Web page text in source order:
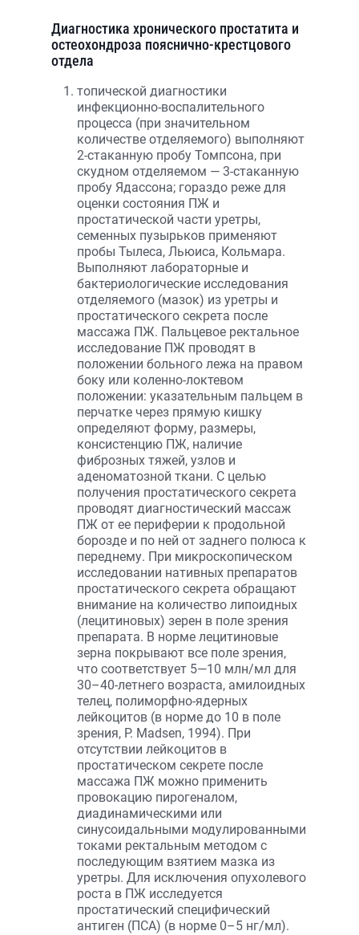
Диагностика хронического простатита и
остеохондроза пояснично-крестцового
отдела
топической диагностики
инфекционно-воспалительного
процесса (при значительном
количестве отделяемого) выполняют
2-стаканную пробу Томпсона, при
скудном отделяемом — 3-стаканную
пробу Ядассона; гораздо реже для
оценки состояния ПЖ и
простатической части уретры,
семенных пузырьков применяют
пробы Тылеса, Льюиса, Кольмара.
Выполняют лабораторные и
бактериологические исследования
отделяемого (мазок) из уретры и
простатического секрета после
массажа ПЖ. Пальцевое ректальное
исследование ПЖ проводят в
положении больного лежа на правом
боку или коленно-локтевом
положении: указательным пальцем в
перчатке через прямую кишку
определяют форму, размеры,
консистенцию ПЖ, наличие
фиброзных тяжей, узлов и
аденоматозной ткани. С целью
получения простатического секрета
проводят диагностический массаж
ПЖ от ее периферии к продольной
борозде и по ней от заднего полюса к
переднему. При микроскопическом
исследовании нативных препаратов
простатического секрета обращают
внимание на количество липоидных
(лецитиновых) зерен в поле зрения
препарата. В норме лецитиновые
зерна покрывают все поле зрения,
что соответствует 5—10 млн/мл для
30–40-летнего возраста, амилоидных
телец, полиморфно-ядерных
лейкоцитов (в норме до 10 в поле
зрения, P. Madsen, 1994). При
отсутствии лейкоцитов в
простатическом секрете после
массажа ПЖ можно применить
провокацию пирогеналом,
диадинамическими или
синусоидальными модулированными
токами ректальным методом с
последующим взятием мазка из
уретры. Для исключения опухолевого
роста в ПЖ исследуется
простатический специфический
антиген (ПСА) (в норме 0–5 нг/мл).